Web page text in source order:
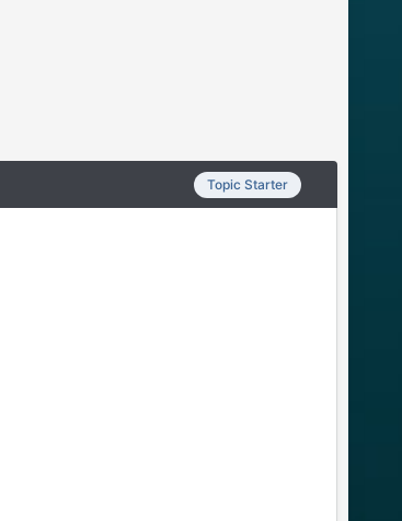
Topic Starter